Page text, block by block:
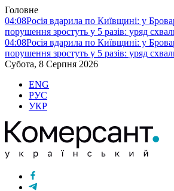
Головне
04:08Росія вдарила по Київщині: у
порушення зростуть у 5 разів: уряд
04:08Росія вдарила по Київщині: у
порушення зростуть у 5 разів: уряд
Субота, 8 Серпня 2026
ENG
РУС
УКР